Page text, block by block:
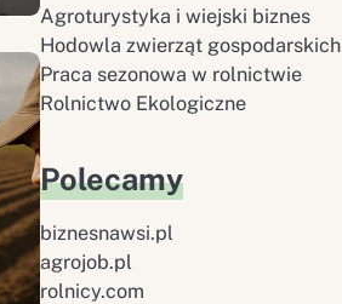
Agroturystyka i wiejski biznes
Hodowla zwierząt gospodarskich
Praca sezonowa w rolnictwie
Rolnictwo Ekologiczne
Polecamy
biznesnawsi.pl
agrojob.pl
rolnicy.com